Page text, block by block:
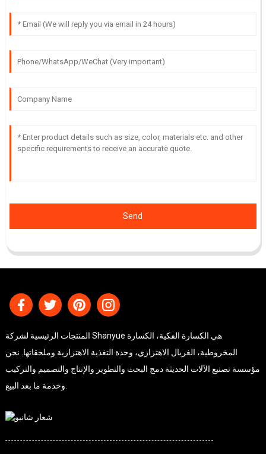
Send
المنتجات الرئيسية لشركة Shanyue هي الكسارة الفكية، الكسارة
المخروطية، الغربال الاهتزازي، وحدة التغذية الاهتزازية وملحقاتها. نحن
مؤسسة تصنيع الآلات الحديثة دمج البحث والتطوير والإنتاج والتصميم والتركيب